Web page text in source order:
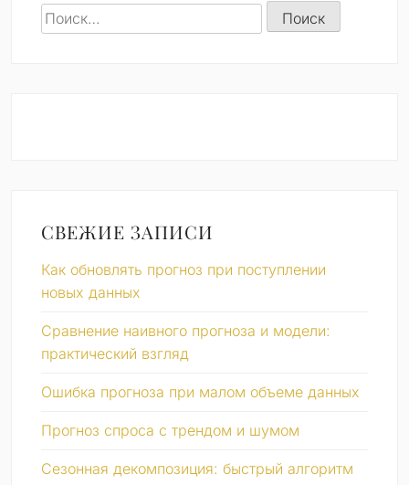
Найти:
СВЕЖИЕ ЗАПИСИ
Как обновлять прогноз при поступлении
новых данных
Сравнение наивного прогноза и модели:
практический взгляд
Ошибка прогноза при малом объеме данных
Прогноз спроса с трендом и шумом
Сезонная декомпозиция: быстрый алгоритм